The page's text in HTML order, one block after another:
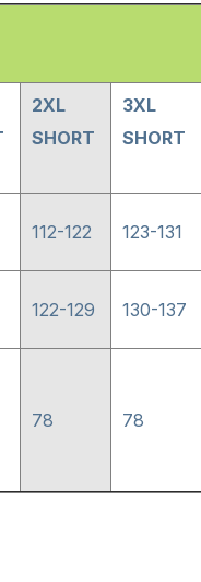
2XL
SHORT
3XL
SHORT
112-122 123-131
122-129 130-137
78 78